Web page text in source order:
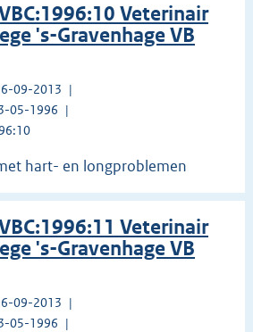
Veterinair
's-Gravenhage VB
09-2013
05-1996
hart- en longproblemen
Veterinair
's-Gravenhage VB
09-2013
05-1996